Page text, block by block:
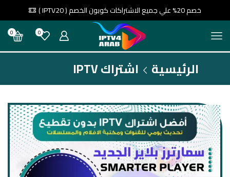
خصم 20% علي جميع الاشتراكات كوبون الخصم ( IPTV20 )
0
0
الرئيسية اشتراك IPTV